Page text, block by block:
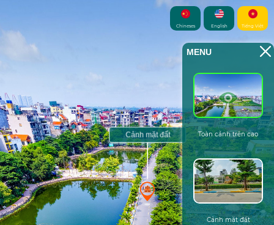
MENU
Toàn cảnh trên cao
Cảnh mặt đất
Tiếng Việt
English
Chineses